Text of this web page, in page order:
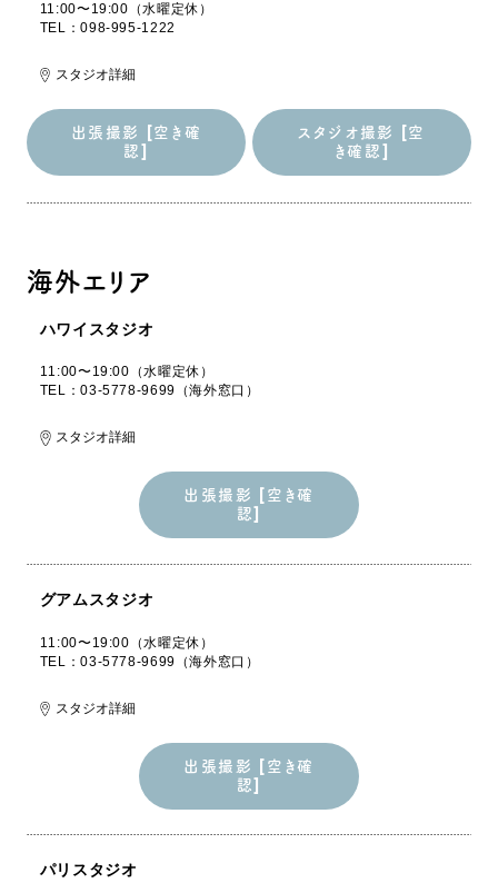
11:00〜19:00（水曜定休）
TEL：098-995-1222
スタジオ詳細
出張撮影 [空き確
認]
出張撮影 [空き確
スタジオ撮影 [空
き確認]
スタジオ撮影 [空
海外エリア
ハワイスタジオ
11:00〜19:00（水曜定休）
TEL：03-5778-9699（海外窓口）
スタジオ詳細
出張撮影 [空き確
認]
出張撮影 [空き確
グアムスタジオ
11:00〜19:00（水曜定休）
TEL：03-5778-9699（海外窓口）
スタジオ詳細
出張撮影 [空き確
認]
出張撮影 [空き確
パリスタジオ